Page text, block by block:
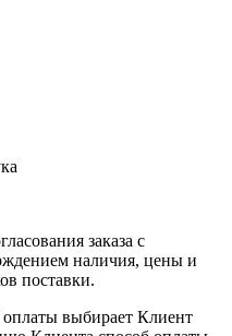
заказа с
наличия, цены и
поставки.
оплаты выбирает Клиент